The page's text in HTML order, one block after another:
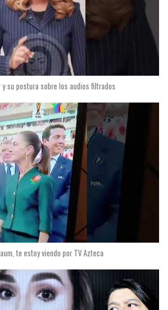
y su postura sobre los audios filtrados
te estoy viendo por TV Azteca